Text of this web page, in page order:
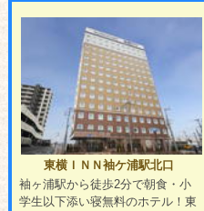
東横ＩＮＮ袖ケ浦駅北口
袖ヶ浦駅から徒歩2分で朝食・小
学生以下添い寝無料のホテル！東